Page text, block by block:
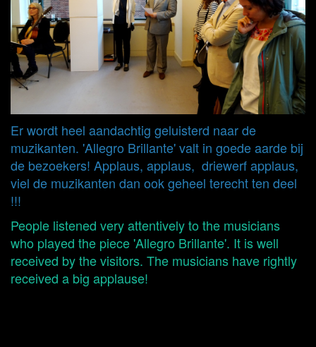
Er wordt heel aandachtig geluisterd naar de
muzikanten. 'Allegro Brillante' valt in goede aarde bij
de bezoekers! Applaus, applaus, driewerf applaus,
viel de muzikanten dan ook geheel terecht ten deel
!!!
People listened very attentively to the musicians
who played the piece 'Allegro Brillante'. It is well
received by the visitors. The musicians have rightly
received a big applause!